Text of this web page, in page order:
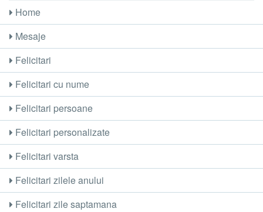
Home
Mesaje
Felicitari
Felicitari cu nume
Felicitari persoane
Felicitari personalizate
Felicitari varsta
Felicitari zilele anului
Felicitari zile saptamana